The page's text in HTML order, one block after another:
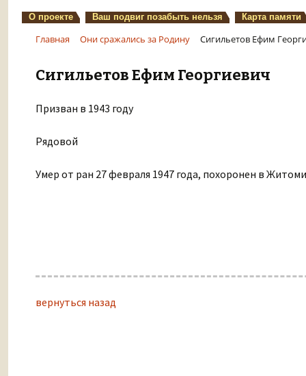
О проекте Ваш подвиг позабыть нельзя Карта памяти
Главная Они сражались за Родину Сигильетов Ефим
Сигильетов Ефим Георгиевич
Призван в 1943 году
Рядовой
Умер от ран 27 февраля 1947 года, похоронен в
вернуться назад